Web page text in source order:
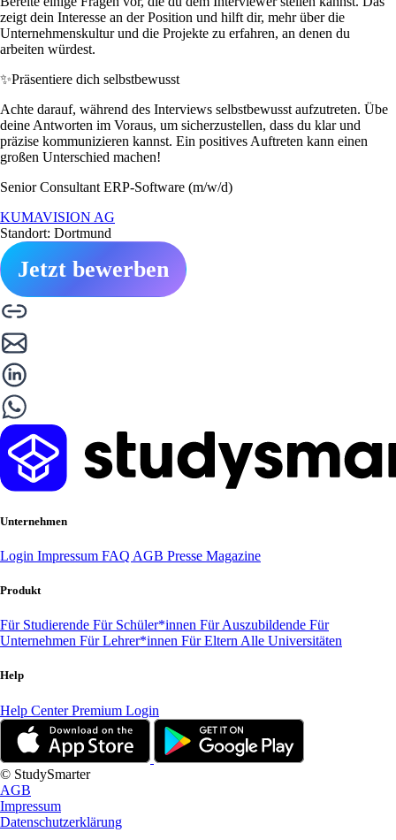
zeigt dein Interesse an der Position und hilft dir, mehr über die
Unternehmenskultur und die Projekte zu erfahren, an denen du
arbeiten würdest.
✨Präsentiere dich selbstbewusst
Achte darauf, während des Interviews selbstbewusst aufzutreten. Übe
deine Antworten im Voraus, um sicherzustellen, dass du klar und
präzise kommunizieren kannst. Ein positives Auftreten kann einen
großen Unterschied machen!
Senior Consultant ERP-Software (m/w/d)
KUMAVISION AG
Standort: Dortmund
Jetzt bewerben
Unternehmen
Login Impressum FAQ AGB Presse Magazine
Produkt
Für Studierende Für Schüler*innen Für Auszubildende Für
Unternehmen Für Lehrer*innen Für Eltern Alle Universitäten
Help
Help CenterPremium Login
© StudySmarter
AGB
Impressum
Datenschutzerklärung